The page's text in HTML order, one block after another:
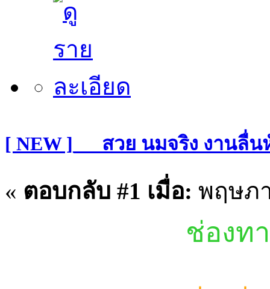
[ NEW ]___สวย นมจริง งานลื่
« ตอบกลับ #1 เมื่อ: พฤษภา
ช่องท